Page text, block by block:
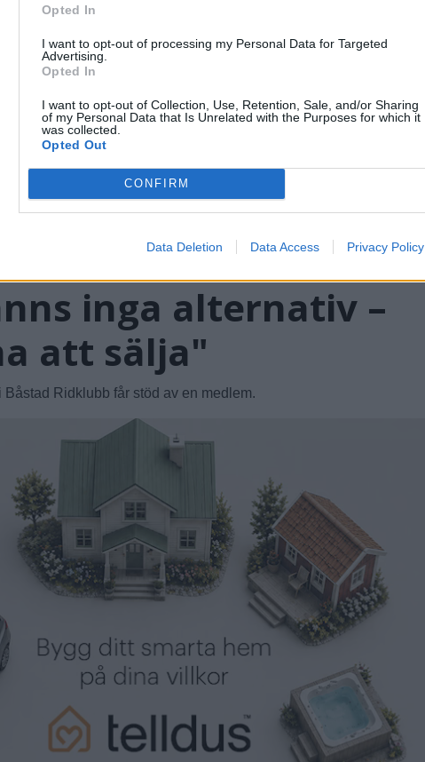
Opted In
I want to opt-out of processing my Personal Data for Targeted
Advertising.
Opted In
I want to opt-out of Collection, Use, Retention, Sale, and/or Sharing
of my Personal Data that Is Unrelated with the Purposes for which it
was collected.
Opted Out
CONFIRM
Data Deletion Data Access Privacy Policy
inga alternativ –
att sälja"
Båstad Ridklubb får stöd av en medlem.